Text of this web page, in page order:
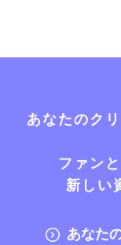
あなたのク
ファン
新しい
あなた